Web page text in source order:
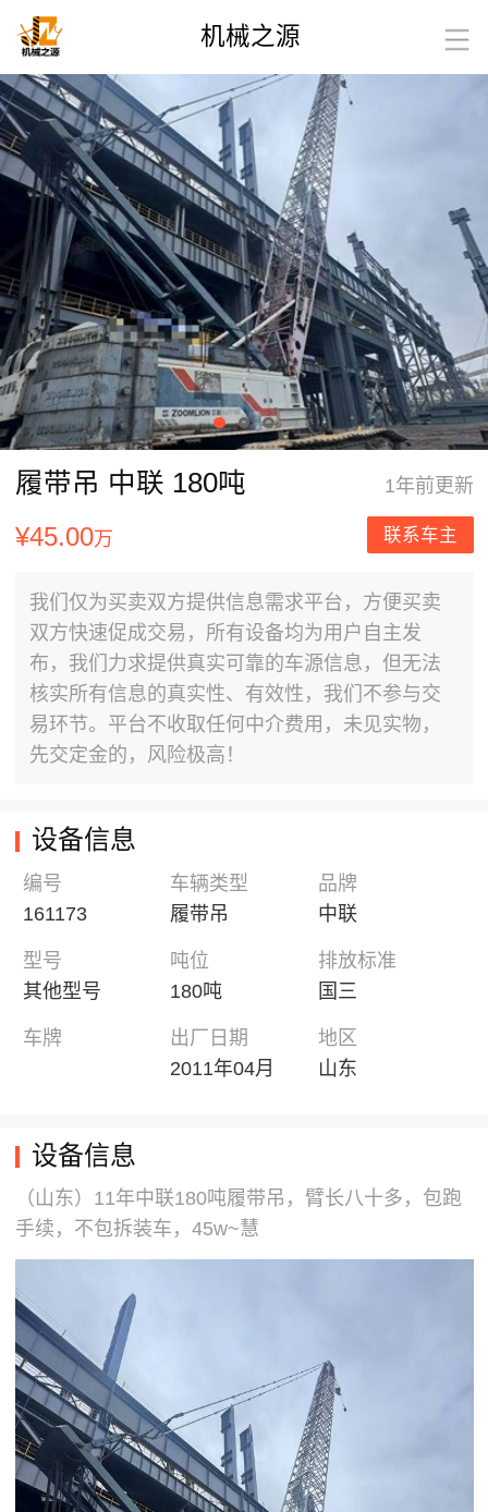
机械之源
履带吊 中联 180吨 1年前更新
¥45.00万 联系车主
我们仅为买卖双方提供信息需求平台，方便买卖
双方快速促成交易，所有设备均为用户自主发
布，我们力求提供真实可靠的车源信息，但无法
核实所有信息的真实性、有效性，我们不参与交
易环节。平台不收取任何中介费用，未见实物，
先交定金的，风险极高！
设备信息
编号
161173
车辆类型
履带吊
品牌
中联
型号
其他型号
吨位
180吨
排放标准
国三
车牌
出厂日期
2011年04月
地区
山东
设备信息
（山东）11年中联180吨履带吊，臂长八十多，包跑
手续，不包拆装车，45w~慧